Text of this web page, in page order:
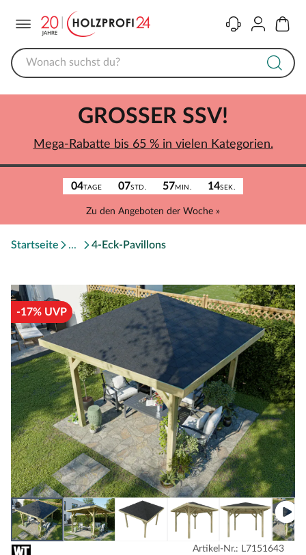
KontaktKonto
04TAGE 07STD. 57MIN. 14SEK.
Zu den Angeboten der Woche »
GROSSER SSV!
Mega-Rabatte bis 65 % in vielen Kategorien.
Startseite 4-Eck-Pavillons
-17% UVP
Artikel-Nr.: L7151643